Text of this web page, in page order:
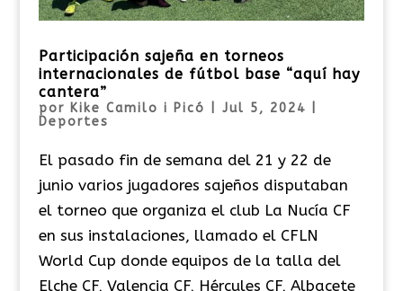
Participación sajeña en torneos
internacionales de fútbol base “aquí hay
cantera”
por Kike Camilo i Picó Jul 5, 2024
Deportes
El pasado fin de semana del 21 y 22 de
junio varios jugadores sajeños disputaban
el torneo que organiza el club La Nucía CF
en sus instalaciones, llamado el CFLN
World Cup donde equipos de la talla del
Elche CF, Valencia CF, Hércules CF, Albacete